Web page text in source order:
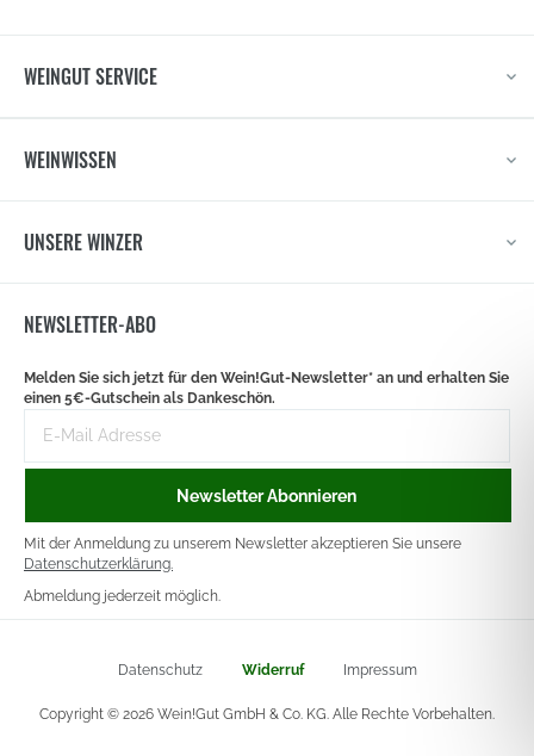
WEINGUT SERVICE
WEINWISSEN
UNSERE WINZER
NEWSLETTER-ABO
signup
Melden Sie sich jetzt für den Wein!Gut-Newsletter* an und erhalten Sie
einen 5€-Gutschein als Dankeschön.
Mail-
Adresse
Newsletter Abonnieren
Mit der Anmeldung zu unserem Newsletter akzeptieren Sie unsere
Datenschutzerklärung.
Abmeldung jederzeit möglich.
Datenschutz Widerruf Impressum
Copyright © 2026 Wein!Gut GmbH & Co. KG. Alle Rechte Vorbehalten.